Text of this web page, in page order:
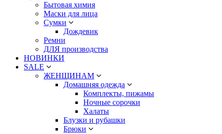
Бытовая химия
Маски для лица
Сумки
Дождевик
Ремни
ДЛЯ производства
НОВИНКИ
SALE
ЖЕНЩИНАМ
Домашняя одежда
Комплекты, пижамы
Ночные сорочки
Халаты
Блузки и рубашки
Брюки